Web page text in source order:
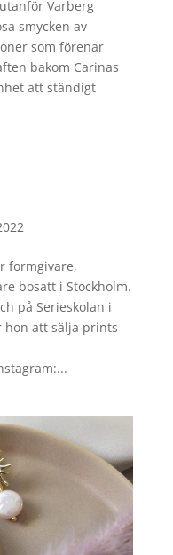
Varberg
smycken av
som förenar
bakom Carinas
att ständigt
formgivare,
bosatt i Stockholm.
på Serieskolan i
hon att sälja prints